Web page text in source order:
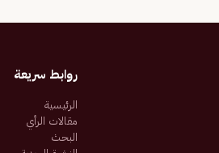
روابط سريعة
الرئيسية
مقالات الرأي
البحث